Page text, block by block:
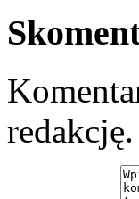
redakcję.